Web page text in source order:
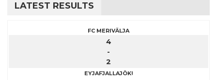
LATEST RESULTS
FC MERIVÄLJA
4
-
2
EYJAFJALLAJÖKULL